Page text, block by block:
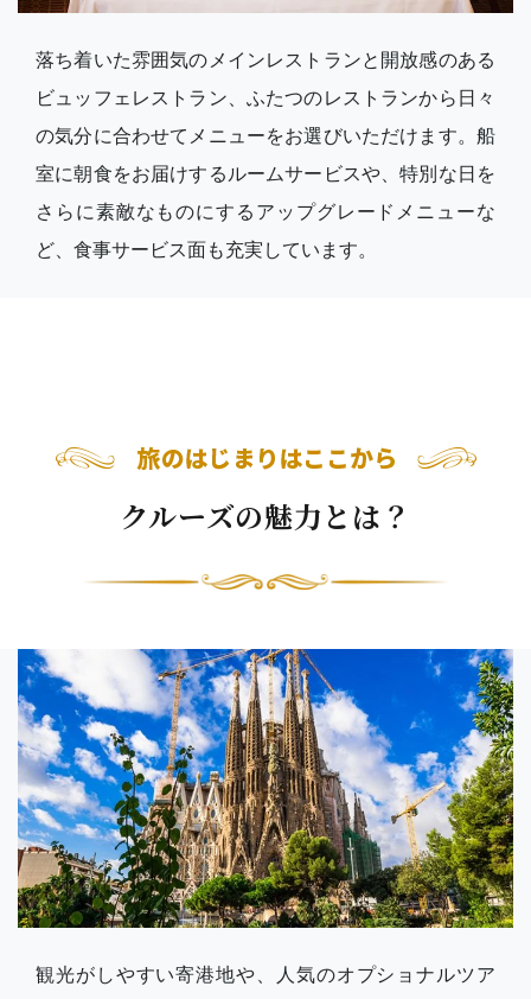
落ち着いた雰囲気のメインレストランと開放感のある
ビュッフェレストラン、ふたつのレストランから日々
の気分に合わせてメニューをお選びいただけます。船
室に朝食をお届けするルームサービスや、特別な日を
さらに素敵なものにするアップグレードメニューな
ど、食事サービス面も充実しています。
クルーズの魅力とは？
観光がしやすい寄港地や、人気のオプショナルツア